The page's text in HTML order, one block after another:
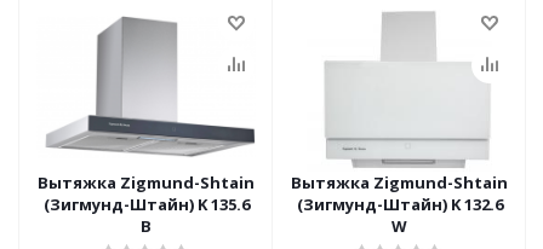
Вытяжка Zigmund-Shtain
(Зигмунд-Штайн) K 135.6
B
Вытяжка Zigmund-Shtain
(Зигмунд-Штайн) K 132.6
W